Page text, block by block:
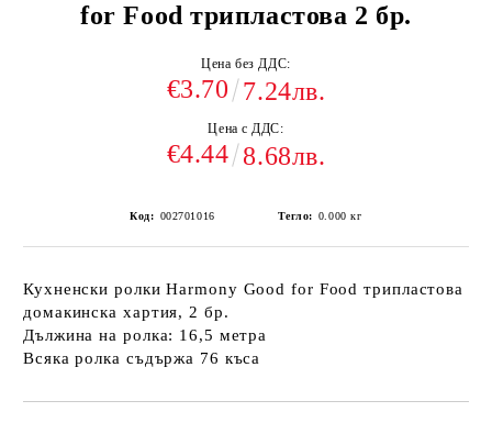
for Food трипластова 2 бр.
Цена без ДДС:
€3.70 7.24лв.
Цена с ДДС:
€4.44 8.68лв.
Код: 002701016 Тегло: 0.000 кг
Кухненски ролки Harmony Good for Food трипластова
домакинска хартия, 2 бр.
Дължина на ролка: 16,5 метра
Всяка ролка съдържа 76 къса